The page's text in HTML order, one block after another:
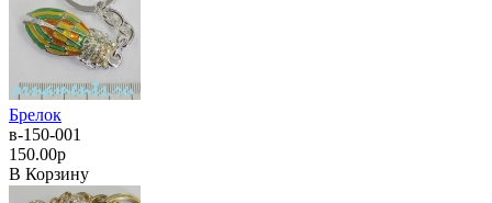
Брелок
в-150-001
150.00р
В Корзину